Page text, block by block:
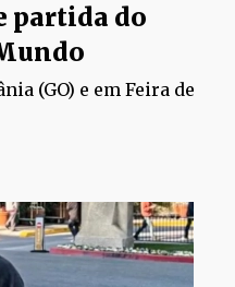
partida do
(GO) e em Feira de